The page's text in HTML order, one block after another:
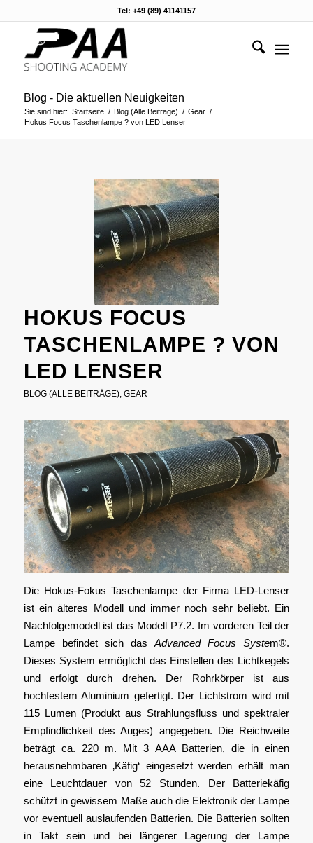
Tel: +49 (89) 41141157
Blog - Die aktuellen Neuigkeiten
Sie sind hier: Startseite / Blog (Alle Beiträge) / Gear /
Hokus Focus Taschenlampe ? von LED Lenser
HOKUS FOCUS
TASCHENLAMPE ? VON
LED LENSER
BLOG (ALLE BEITRÄGE), GEAR
Die Hokus-Fokus Taschenlampe der Firma LED-Lenser
ist ein älteres Modell und immer noch sehr beliebt. Ein
Nachfolgemodell ist das Modell P7.2. Im vorderen Teil der
Lampe befindet sich dasAdvanced Focus System®.
Dieses System ermöglicht das Einstellen des Lichtkegels
und erfolgt durch drehen. Der Rohrkörper ist aus
hochfestem Aluminium gefertigt. Der Lichtstrom wird mit
115 Lumen (Produkt aus Strahlungsfluss und spektraler
Empfindlichkeit des Auges) angegeben. Die Reichweite
beträgt ca. 220 m. Mit 3 AAA Batterien, die in einen
herausnehmbaren ‚Käfig‘ eingesetzt werden erhält man
eine Leuchtdauer von 52 Stunden. Der Batteriekäfig
schützt in gewissem Maße auch die Elektronik der Lampe
vor eventuell auslaufenden Batterien. Die Batterien sollten
in Takt sein und bei längerer Lagerung der Lampe